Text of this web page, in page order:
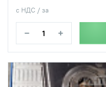
с НДС / за
− +